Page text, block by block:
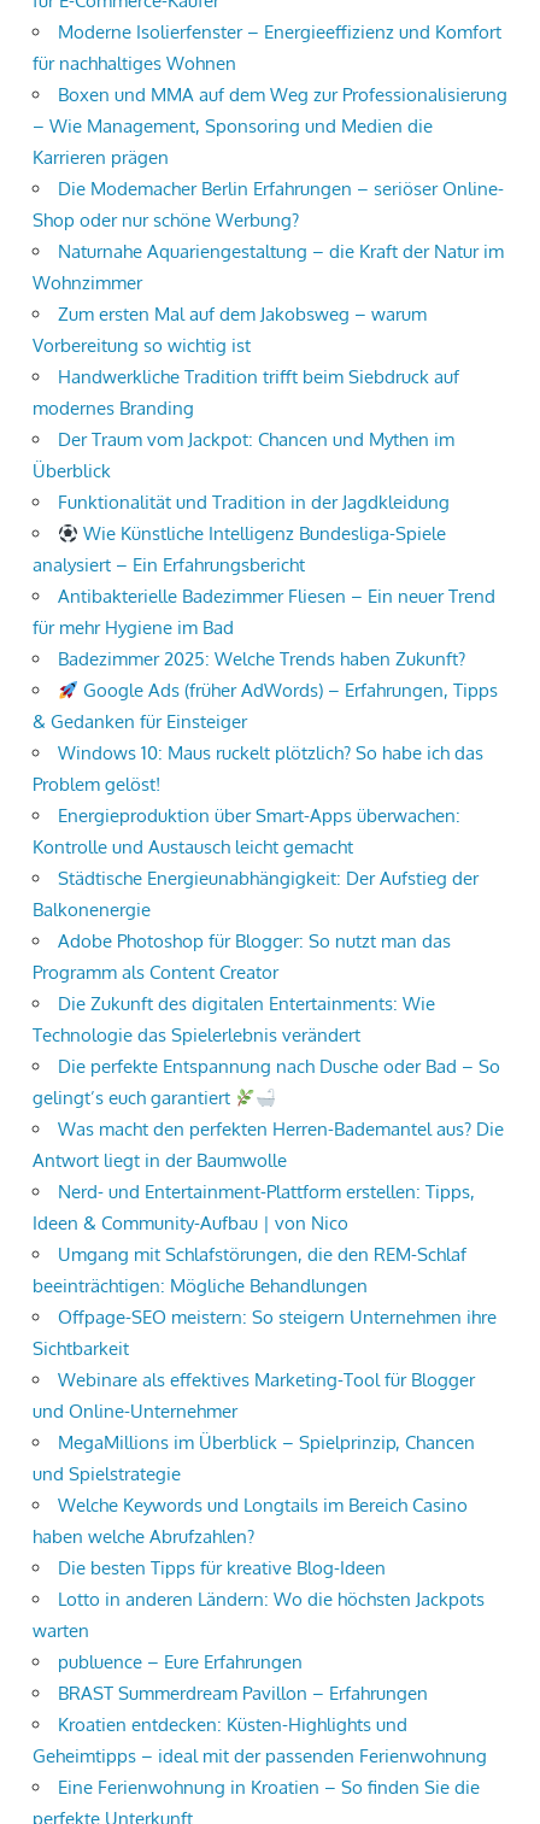
Moderne Isolierfenster – Energieeffizienz und Komfort
für nachhaltiges Wohnen
Boxen und MMA auf dem Weg zur Professionalisierung
– Wie Management, Sponsoring und Medien die
Karrieren prägen
Die Modemacher Berlin Erfahrungen – seriöser Online-
Shop oder nur schöne Werbung?
Naturnahe Aquariengestaltung – die Kraft der Natur im
Wohnzimmer
Zum ersten Mal auf dem Jakobsweg – warum
Vorbereitung so wichtig ist
Handwerkliche Tradition trifft beim Siebdruck auf
modernes Branding
Der Traum vom Jackpot: Chancen und Mythen im
Überblick
Funktionalität und Tradition in der Jagdkleidung
Wie Künstliche Intelligenz Bundesliga-Spiele
analysiert – Ein Erfahrungsbericht
Antibakterielle Badezimmer Fliesen – Ein neuer Trend
für mehr Hygiene im Bad
Badezimmer 2025: Welche Trends haben Zukunft?
Google Ads (früher AdWords) – Erfahrungen, Tipps
& Gedanken für Einsteiger
Windows 10: Maus ruckelt plötzlich? So habe ich das
Problem gelöst!
Energieproduktion über Smart-Apps überwachen:
Kontrolle und Austausch leicht gemacht
Städtische Energieunabhängigkeit: Der Aufstieg der
Balkonenergie
Adobe Photoshop für Blogger: So nutzt man das
Programm als Content Creator
Die Zukunft des digitalen Entertainments: Wie
Technologie das Spielerlebnis verändert
Die perfekte Entspannung nach Dusche oder Bad – So
gelingt’s euch garantiert
Was macht den perfekten Herren-Bademantel aus? Die
Antwort liegt in der Baumwolle
Nerd- und Entertainment-Plattform erstellen: Tipps,
Ideen & Community-Aufbau | von Nico
Umgang mit Schlafstörungen, die den REM-Schlaf
beeinträchtigen: Mögliche Behandlungen
Offpage-SEO meistern: So steigern Unternehmen ihre
Sichtbarkeit
Webinare als effektives Marketing-Tool für Blogger
und Online-Unternehmer
MegaMillions im Überblick – Spielprinzip, Chancen
und Spielstrategie
Welche Keywords und Longtails im Bereich Casino
haben welche Abrufzahlen?
Die besten Tipps für kreative Blog-Ideen
Lotto in anderen Ländern: Wo die höchsten Jackpots
warten
publuence – Eure Erfahrungen
BRAST Summerdream Pavillon – Erfahrungen
Kroatien entdecken: Küsten-Highlights und
Geheimtipps – ideal mit der passenden Ferienwohnung
Eine Ferienwohnung in Kroatien – So finden Sie die
perfekte Unterkunft